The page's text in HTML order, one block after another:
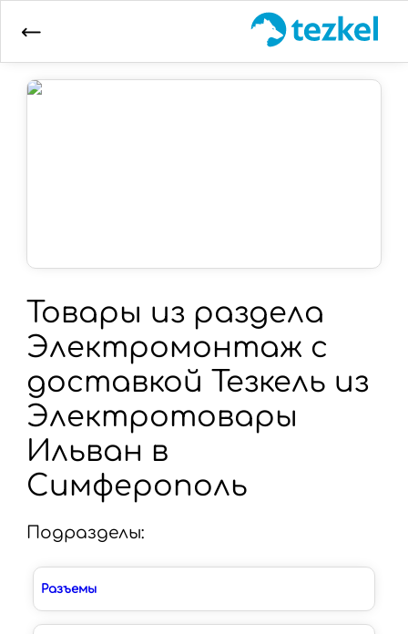
←
Товары из раздела
Электромонтаж с
доставкой Тезкель из
Электротовары
Ильван в
Симферополь
Подразделы:
Разъемы